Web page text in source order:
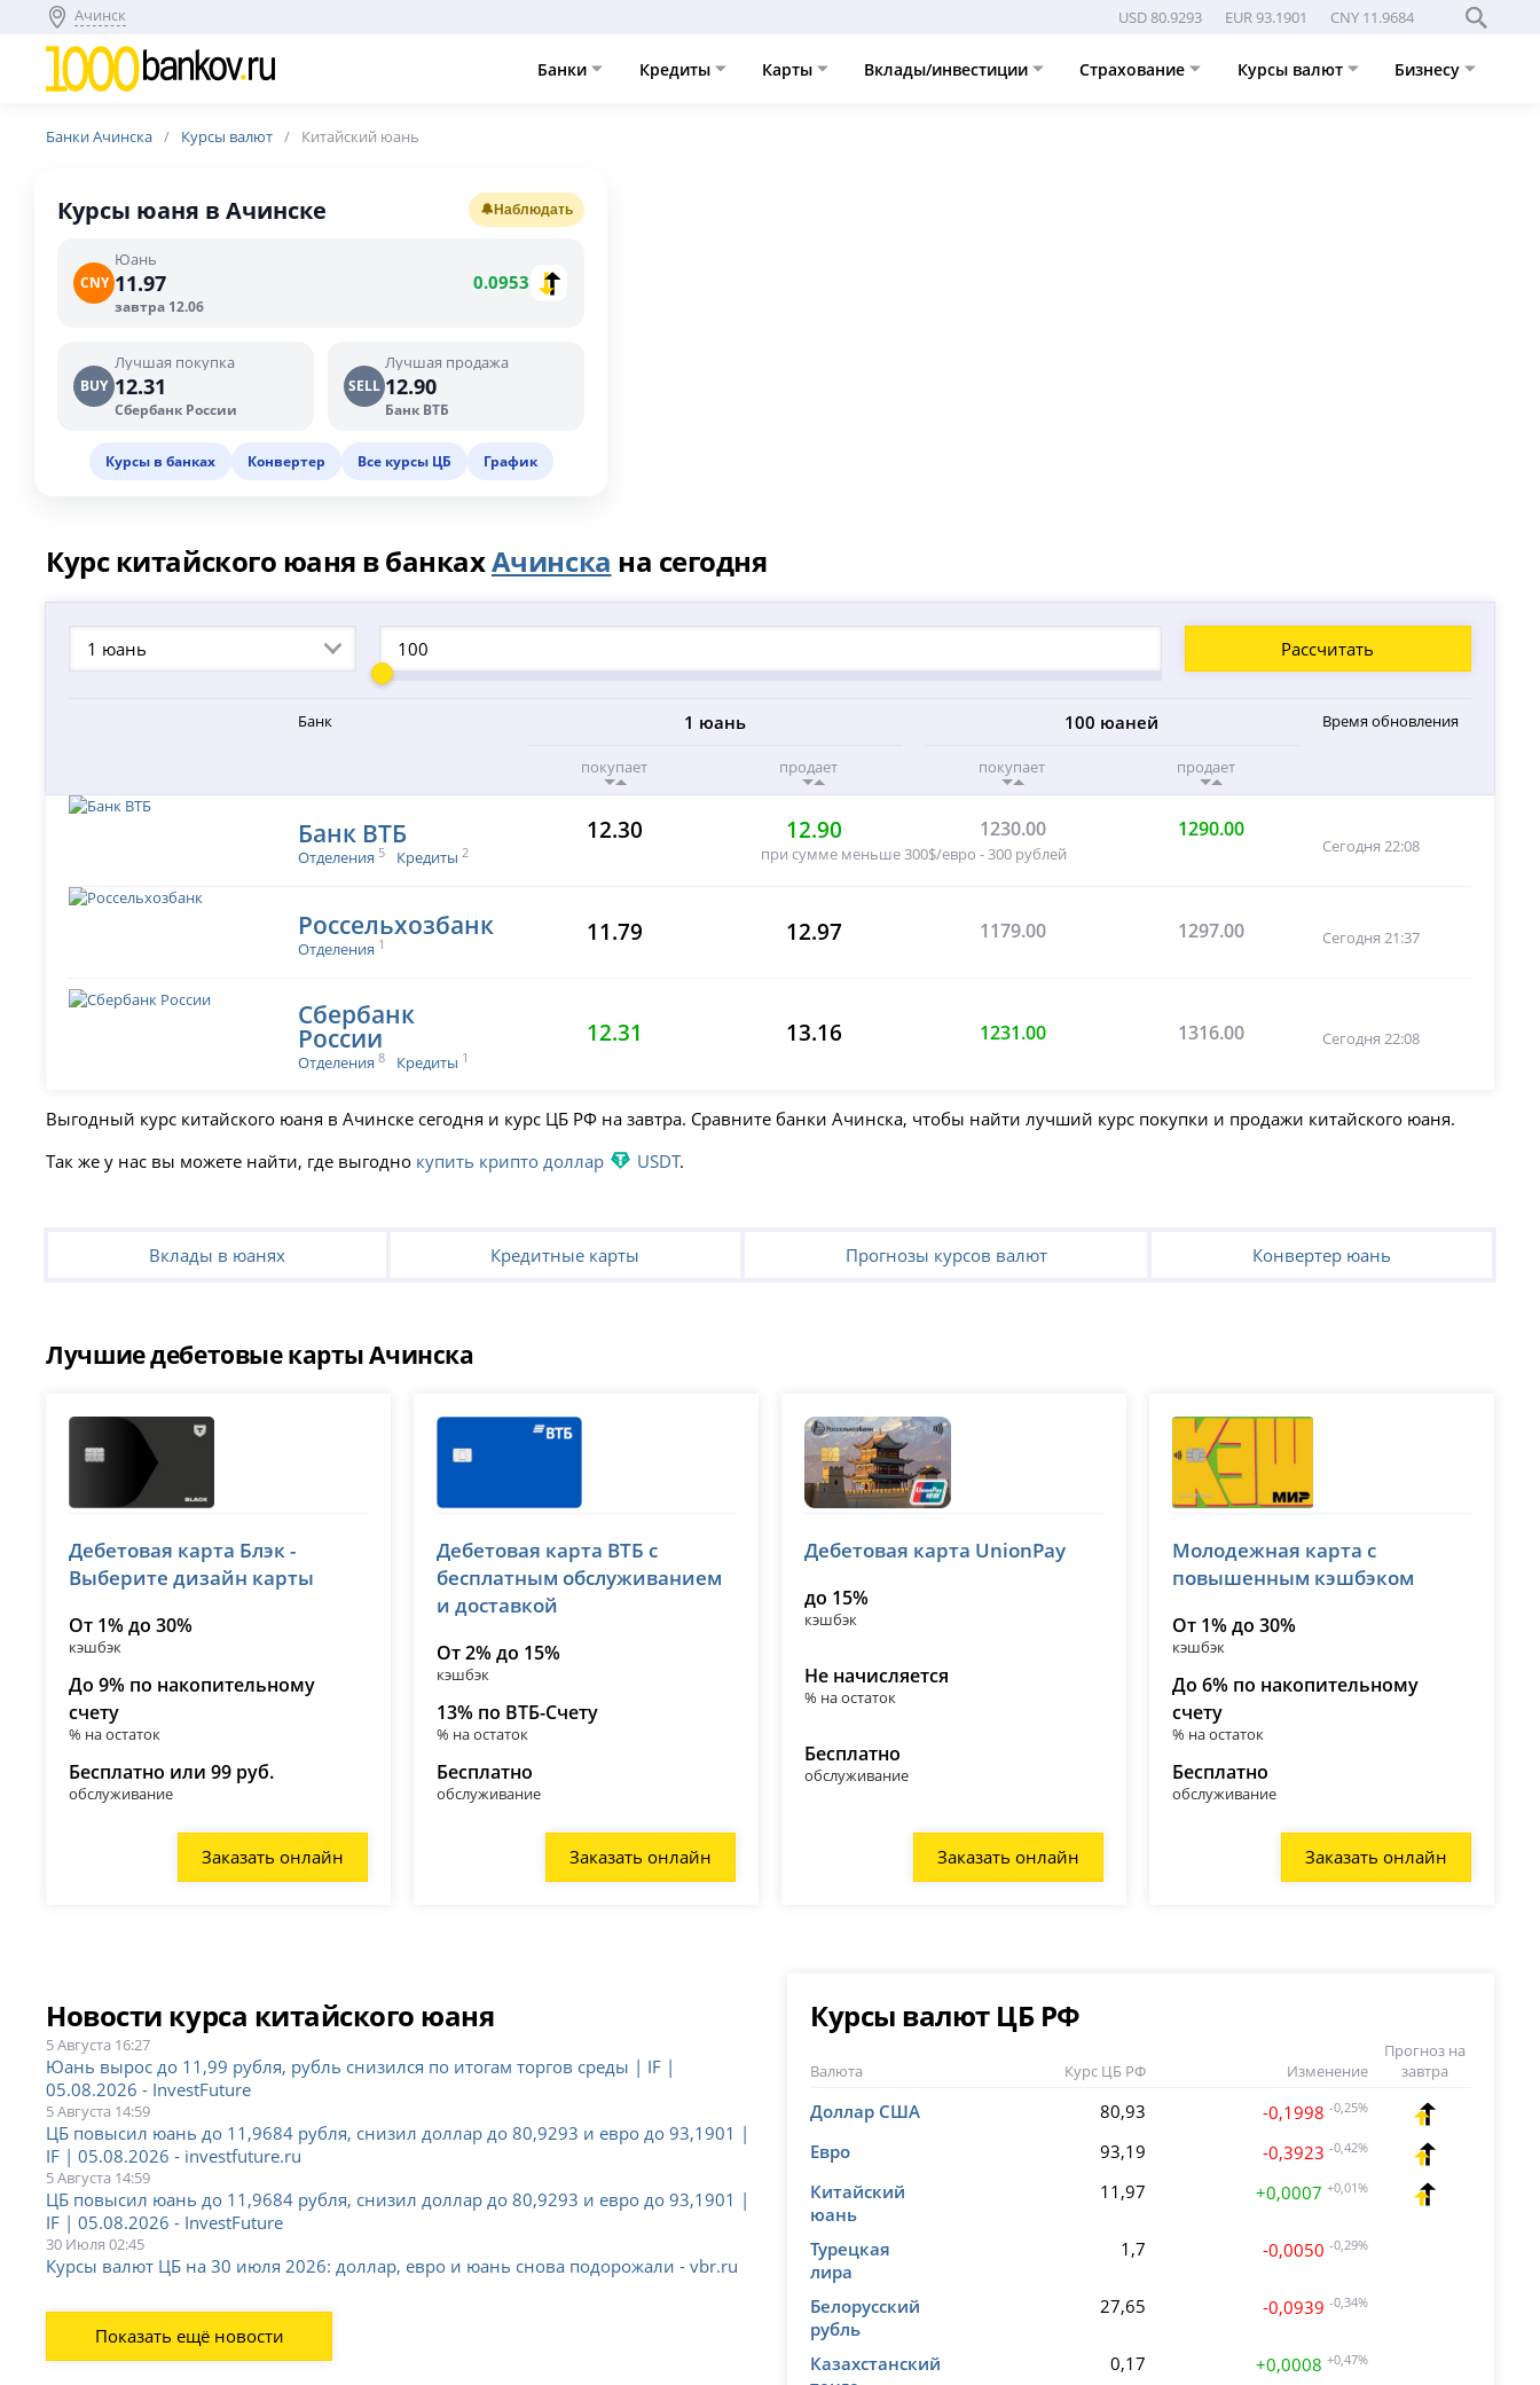
Ачинск USD 80.9293 EUR 93.1901 CNY 11.9684
Банки Кредиты Карты Вклады/инвестиции Страхование Курсы валют Бизнесу
Банки Ачинска Курсы валют Китайский юань
Курсы юаня в Ачинске 🔔 Наблюдать
CNY
Юань
11.97
завтра 12.06
0.0953
BUY
Лучшая покупка
12.31
Сбербанк России
SELL
Лучшая продажа
12.90
Банк ВТБ
Курсы в банках Конвертер Все курсы ЦБ График
Курс китайского юаня в банкахАчинска на сегодня
1 юань Рассчитать
Банк 1 юань
покупает продает
100 юаней
покупает продает
Время обновления
Банк ВТБ
Отделения 5 Кредиты 2
12.30 12.90 1230.00 1290.00
при сумме меньше 300$/евро - 300 рублей Сегодня 22:08
Россельхозбанк
Отделения 1 11.79 12.97 1179.00 1297.00 Сегодня 21:37
Сбербанк
России
Отделения 8 Кредиты 1
12.31 13.16 1231.00 1316.00 Сегодня 22:08
Выгодный курс китайского юаня в Ачинске сегодня и курс ЦБ РФ на завтра. Сравните банки Ачинска, чтобы найти лучший курс покупки и продажи китайского юаня.
Так же у нас вы можете найти, где выгодно купить крипто доллар USDT.
Вклады в юанях Кредитные карты Прогнозы курсов валют Конвертер юань
Лучшие дебетовые карты Ачинска
лицензия № 2673
Дебетовая карта Блэк -
Выберите дизайн карты
От 1% до 30%
кэшбэк
До 9% по накопительному
счету
% на остаток
Бесплатно или 99 руб.
обслуживание
Заказать онлайн
лицензия № 1000
Дебетовая карта ВТБ с
бесплатным обслуживанием
и доставкой
От 2% до 15%
кэшбэк
13% по ВТБ-Счету
% на остаток
Бесплатно
обслуживание
Заказать онлайн
лицензия № 3349
Дебетовая карта UnionPay
до 15%
кэшбэк
Не начисляется
% на остаток
Бесплатно
обслуживание
Заказать онлайн
лицензия № 2673
Молодежная карта с
повышенным кэшбэком
От 1% до 30%
кэшбэк
До 6% по накопительному
счету
% на остаток
Бесплатно
обслуживание
Заказать онлайн
Новости курса китайского юаня
5 Августа 16:27
Юань вырос до 11,99 рубля, рубль снизился по итогам торгов среды | IF |
05.08.2026 - InvestFuture
5 Августа 14:59
ЦБ повысил юань до 11,9684 рубля, снизил доллар до 80,9293 и евро до 93,1901 |
IF | 05.08.2026 - investfuture.ru
5 Августа 14:59
ЦБ повысил юань до 11,9684 рубля, снизил доллар до 80,9293 и евро до 93,1901 |
IF | 05.08.2026 - InvestFuture
30 Июля 02:45
Курсы валют ЦБ на 30 июля 2026: доллар, евро и юань снова подорожали - vbr.ru
Показать ещё новости
Курсы валют ЦБ РФ
Валюта Курс ЦБ РФ Изменение
Прогноз на
завтра
Доллар США 80,93 -0,1998 -0,25%
Евро 93,19 -0,3923 -0,42%
Китайский
юань
11,97 +0,0007 +0,01%
Турецкая
лира
1,7 -0,0050 -0,29%
Белорусский
рубль
27,65 -0,0939 -0,34%
Казахстанский
0,17 +0,0008 +0,47%